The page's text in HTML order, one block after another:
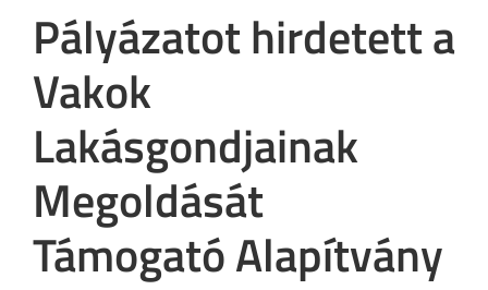
Pályázatot hirdetett a
Vakok
Lakásgondjainak
Megoldását
Támogató Alapítvány